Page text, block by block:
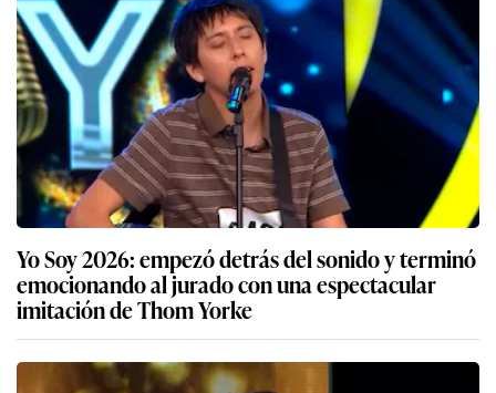
Yo Soy 2026: empezó detrás del sonido y terminó
emocionando al jurado con una espectacular
imitación de Thom Yorke